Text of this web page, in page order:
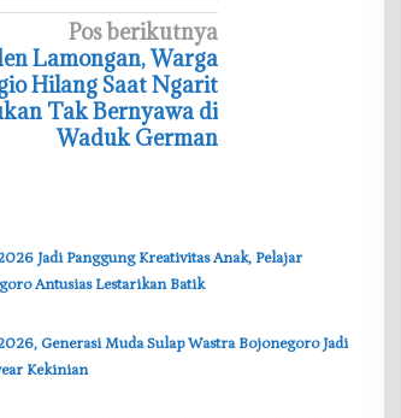
Pos berikutnya
Lamongan, Warga
Hilang Saat Ngarit
Tak Bernyawa di
Waduk German
Jadi Panggung Kreativitas Anak, Pelajar
Antusias Lestarikan Batik
Generasi Muda Sulap Wastra Bojonegoro Jadi
Kekinian